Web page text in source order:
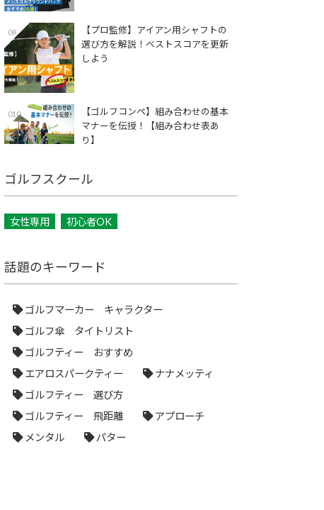
09
【プロ監修】アイアン用シャフトの
選び方を解説！ベストスコアを更新
しよう
010
【ゴルフコンペ】組み合わせの基本
マナーを伝授！【組み合わせ表あ
り】
ゴルフスクール
女性専用 初心者OK
話題のキーワード
ゴルフマーカー キャラクター
ゴルフ傘 タイトリスト
ゴルフティー おすすめ
エアロスパークティー
ナナメッティ
ゴルフティー 選び方
ゴルフティー 飛距離
アプローチ
メンタル
パター